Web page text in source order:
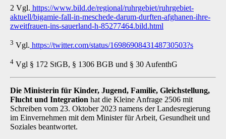
2 Vgl. https://www.bild.de/regional/ruhrgebiet/ruhrgebiet-
aktuell/bigamie-fall-in-meschede-darum-durften-afghanen-ihre-
zweitfrauen-ins-sauerland-h-85277464.bild.html
3 Vgl. https://twitter.com/status/1698690843148730503?s
4 Vgl § 172 StGB, § 1306 BGB und § 30 AufenthG
Die Ministerin für Kinder, Jugend, Familie, Gleichstellung,
Flucht und Integration hat die Kleine Anfrage 2506 mit
Schreiben vom 23. Oktober 2023 namens der Landesregierung
im Einvernehmen mit dem Minister für Arbeit, Gesundheit und
Soziales beantwortet.